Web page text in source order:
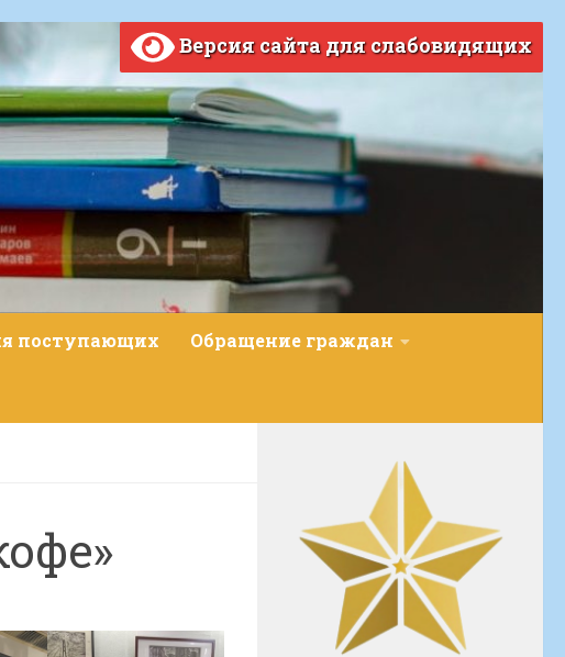
Версия сайта для слабовидящих
поступающих Обращение граждан